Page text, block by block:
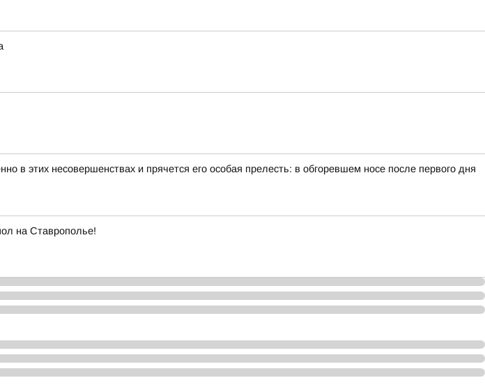
этих несовершенствах и прячется его особая прелесть: в обгоревшем носе после первого дня
на Ставрополье!